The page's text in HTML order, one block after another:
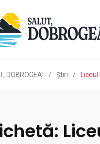
DOBROGEA! / Ştiri /